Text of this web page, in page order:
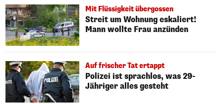
Mit Flüssigkeit übergossen
Streit um Wohnung eskaliert!
Mann wollte Frau anzünden
Auf frischer Tat ertappt
Polizei ist sprachlos, was 29-
Jähriger alles gesteht